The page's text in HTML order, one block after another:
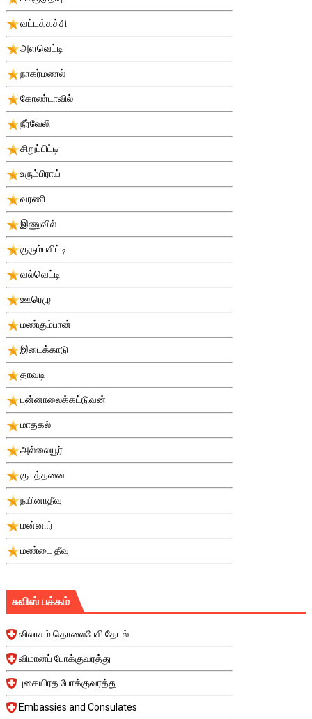
வட்டக்கச்சி
அளவெட்டி
நாகர்மணல்
கோண்டாவில்
நீர்வேலி
சிறுப்பிட்டி
உரும்பிராய்
வரணி
இணுவில்
குரும்பசிட்டி
வல்வெட்டி
ஊரெழு
மண்கும்பான்
இடைக்காடு
தாவடி
புன்னாலைக்கட்டுவன்
மாதகல்
அல்லையூர்
குடத்தனை
நயினாதீவு
மன்னார்
மண்டை தீவு
சுவிஸ் பக்கம்
விலாசம் தொலைபேசி தேடல்
விமானப் போக்குவரத்து
புகையிரத போக்குவரத்து
Embassies and Consulates